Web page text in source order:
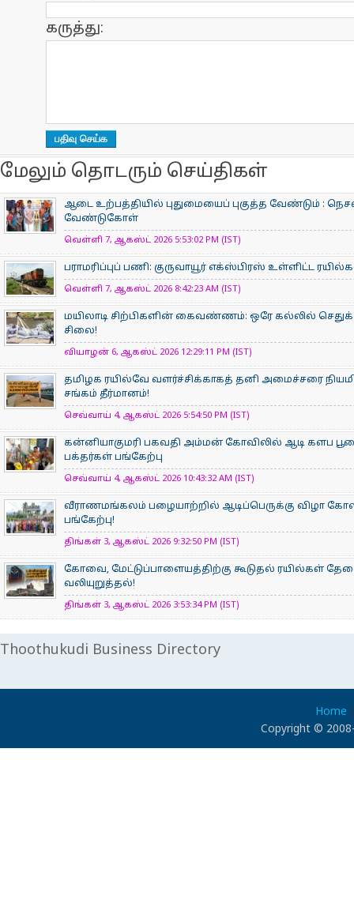
கருத்து:
மேலும் தொடரும் செய்திகள்
ஆடை உற்பத்தியில் புதுமையைப் புகுத்த வேண்டும் :
வேண்டுகோள்
வெள்ளி 7, ஆகஸ்ட் 2026 5:53:02 PM (IST)
பராமரிப்புப் பணி: குருவாயூர் எக்ஸ்பிரஸ் உள்ளிட்ட
வெள்ளி 7, ஆகஸ்ட் 2026 8:42:23 AM (IST)
மயிலாடி சிற்பிகளின் கைவண்ணம்: ஒரே கல்லில்
சிலை!
வியாழன் 6, ஆகஸ்ட் 2026 12:29:11 PM (IST)
தமிழக ரயில்வே வளர்ச்சிக்காகத் தனி அமைச்சரை
சங்கம் தீர்மானம்!
செவ்வாய் 4, ஆகஸ்ட் 2026 5:54:50 PM (IST)
கன்னியாகுமரி பகவதி அம்மன் கோவிலில் ஆடி களப
பக்தர்கள் பங்கேற்பு
செவ்வாய் 4, ஆகஸ்ட் 2026 10:43:32 AM (IST)
வீராணமங்கலம் பழையாற்றில் ஆடிப்பெருக்கு விழா
பங்கேற்பு!
திங்கள் 3, ஆகஸ்ட் 2026 9:32:50 PM (IST)
கோவை, மேட்டுப்பாளையத்திற்கு கூடுதல் ரயில்கள்
வலியுறுத்தல்!
திங்கள் 3, ஆகஸ்ட் 2026 3:53:34 PM (IST)
Thoothukudi Business Directory
Home
Copyright ©